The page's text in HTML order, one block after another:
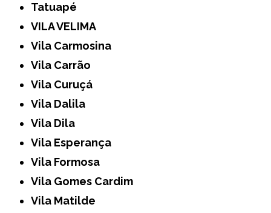
Tatuapé
VILA VELIMA
Vila Carmosina
Vila Carrão
Vila Curuçá
Vila Dalila
Vila Dila
Vila Esperança
Vila Formosa
Vila Gomes Cardim
Vila Matilde